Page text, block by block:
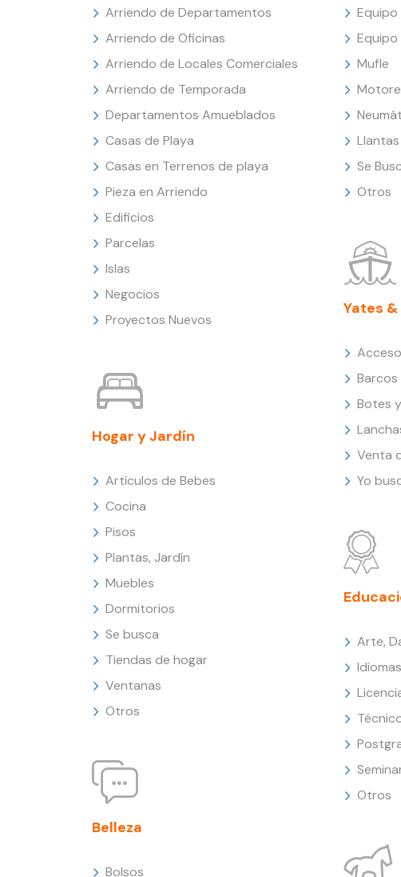
Arriendo de Departamentos
Arriendo de Oficinas
Arriendo de Locales Comerciales
Arriendo de Temporada
Departamentos Amueblados
Casas de Playa
Casas en Terrenos de playa
Pieza en Arriendo
Edificios
Parcelas
Islas
Negocios
Proyectos Nuevos
Hogar y Jardín
Artículos de Bebes
Cocina
Pisos
Plantas, Jardín
Muebles
Dormitorios
Se busca
Tiendas de hogar
Ventanas
Otros
Belleza
Bolsos
Equipo
Equipo
Mufle
Llantas
Se
Otros
Yates
Botes
Venta
Yo
Arte,
Idiomas
Otros